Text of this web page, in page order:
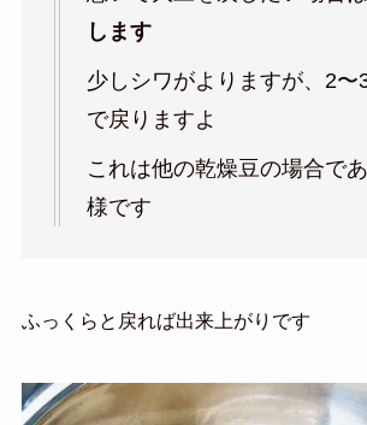
します
少しシワがよりますが、2〜
で戻りますよ
これは他の乾燥豆の場合で
様です
ふっくらと戻れば出来上がりです